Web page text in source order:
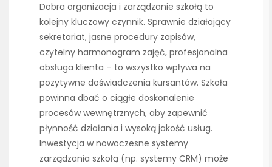
Dobra organizacja i zarządzanie szkołą to
kolejny kluczowy czynnik. Sprawnie działający
sekretariat, jasne procedury zapisów,
czytelny harmonogram zajęć, profesjonalna
obsługa klienta – to wszystko wpływa na
pozytywne doświadczenia kursantów. Szkoła
powinna dbać o ciągłe doskonalenie
procesów wewnętrznych, aby zapewnić
płynność działania i wysoką jakość usług.
Inwestycja w nowoczesne systemy
zarządzania szkołą (np. systemy CRM) może